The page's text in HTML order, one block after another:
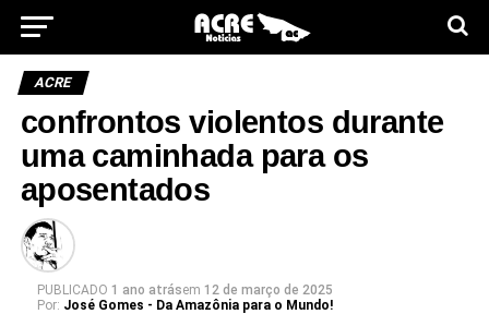
ACRE
confrontos violentos durante
uma caminhada para os
aposentados
PUBLICADO 1 ano atrásem 12 de março de 2025
Por: José Gomes - Da Amazônia para o Mundo!